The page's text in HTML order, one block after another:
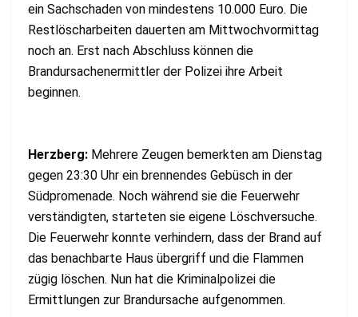
ein Sachschaden von mindestens 10.000 Euro. Die
Restlöscharbeiten dauerten am Mittwochvormittag
noch an. Erst nach Abschluss können die
Brandursachenermittler der Polizei ihre Arbeit
beginnen.
Herzberg: Mehrere Zeugen bemerkten am Dienstag
gegen 23:30 Uhr ein brennendes Gebüsch in der
Südpromenade. Noch während sie die Feuerwehr
verständigten, starteten sie eigene Löschversuche.
Die Feuerwehr konnte verhindern, dass der Brand auf
das benachbarte Haus übergriff und die Flammen
zügig löschen. Nun hat die Kriminalpolizei die
Ermittlungen zur Brandursache aufgenommen.